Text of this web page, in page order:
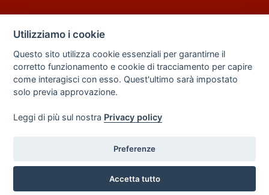
© All rights reserved. Powered by Zarix Solution LTD, Forest House
Business Centre, 8 Gainsborough Road, London, England, E11 1HT.
Privacy Policy |Sitemap
Utilizziamo i cookie
Questo sito utilizza cookie essenziali per garantirne il
corretto funzionamento e cookie di tracciamento per capire
come interagisci con esso. Quest'ultimo sarà impostato
solo previa approvazione.
Leggi di più sul nostra Privacy policy
Preferenze
Accetta tutto